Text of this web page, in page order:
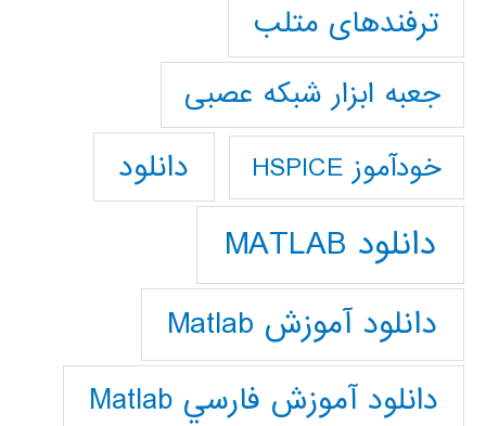
ترفندهای متلب
جعبه ابزار شبکه عصبی
خودآموز HSPICE دانلود
دانلود MATLAB
دانلود آموزش Matlab
دانلود آموزش فارسي Matlab